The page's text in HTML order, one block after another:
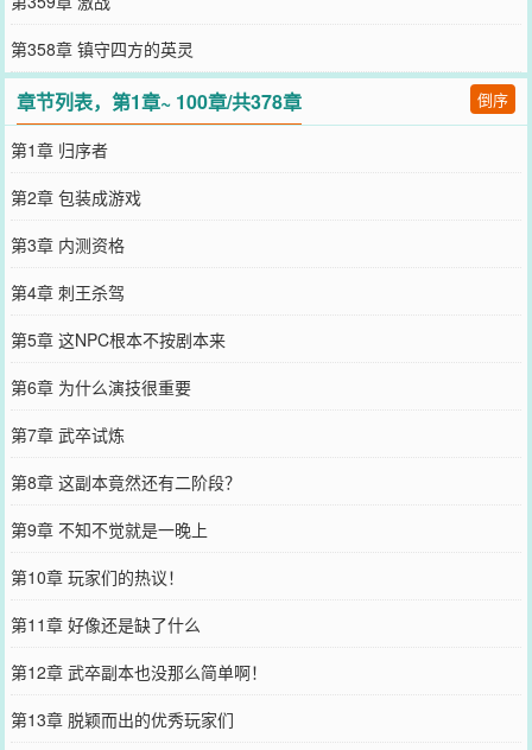
第358章 镇守四方的英灵
章节列表，第1章~ 100章/共378章 倒序
第1章 归序者
第2章 包装成游戏
第3章 内测资格
第4章 刺王杀驾
第5章 这NPC根本不按剧本来
第6章 为什么演技很重要
第7章 武卒试炼
第8章 这副本竟然还有二阶段？
第9章 不知不觉就是一晚上
第10章 玩家们的热议！
第11章 好像还是缺了什么
第12章 武卒副本也没那么简单啊！
第13章 脱颖而出的优秀玩家们